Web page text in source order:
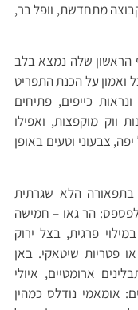
מתחדשת, וופל בר,
הראשון שלה נמצא בלב
ואמון על הכנת התפריט
כייפים, פתיחים
ווק מוקפצות, ואפילו
צבעוני וטעים באופן
בתפאורה הלא שגרתית
הר גאו – חמישה
פרגית, בצל ירוק
פטריות שיטאקי. באן
ארומטיים, איולי
אומאמי נודלס כמהין